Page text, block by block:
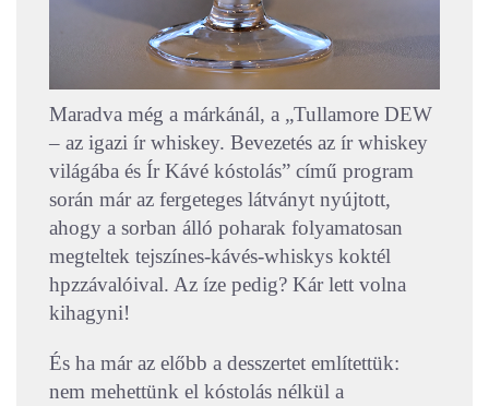
Maradva még a márkánál, a „Tullamore DEW
– az igazi ír whiskey. Bevezetés az ír whiskey
világába és Ír Kávé kóstolás” című program
során már az fergeteges látványt nyújtott,
ahogy a sorban álló poharak folyamatosan
megteltek tejszínes-kávés-whiskys koktél
hpzzávalóival. Az íze pedig? Kár lett volna
kihagyni!
És ha már az előbb a desszertet említettük:
nem mehettünk el kóstolás nélkül a